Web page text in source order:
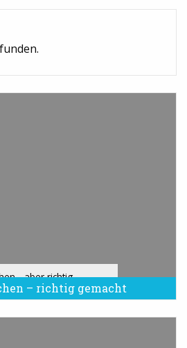
– richtig gemacht
- aber richtig